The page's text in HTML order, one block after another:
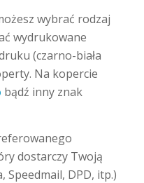
wybrać rodzaj
wydrukowane
(czarno-biała
Na kopercie
bądź inny znak
dostarczy Twoją
Speedmail, DPD, itp.)